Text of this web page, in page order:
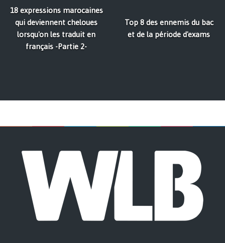
18 expressions marocaines
qui deviennent cheloues
lorsqu'on les traduit en
français -Partie 2-
Top 8 des ennemis du bac
et de la période d'exams